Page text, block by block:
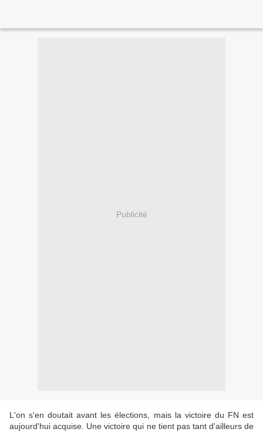
Publicité
L'on s'en doutait avant les élections, mais la victoire du FN est
aujourd'hui acquise. Une victoire qui ne tient pas tant d'ailleurs de